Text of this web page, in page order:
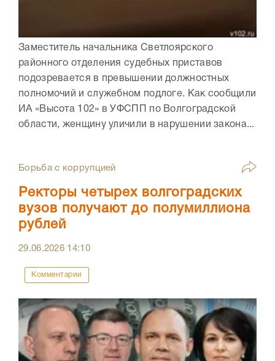
Заместитель начальника Светлоярского
районного отделения судебных приставов
подозревается в превышении должностных
полномочий и служебном подлоге. Как сообщили
ИА «Высота 102» в УФСПП по Волгоградской
области, женщину уличили в нарушении закона...
Борьба с коррупцией
Ректоры четырех волгоградских
вузов получают до полумиллиона
рублей
29.06.2026 14:10
Комментарии